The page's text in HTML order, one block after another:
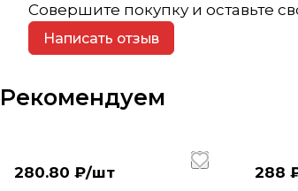
Совершите покупку и оставьте
Написать отзыв
Рекомендуем
280.80 ₽/шт 288